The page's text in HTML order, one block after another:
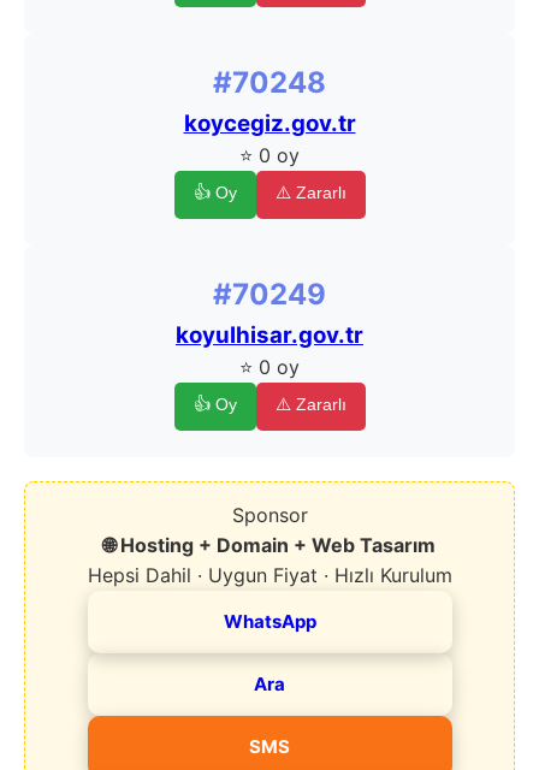
#70248
koycegiz.gov.tr
⭐ 0 oy
👍 Oy ⚠️ Zararlı
#70249
koyulhisar.gov.tr
⭐ 0 oy
👍 Oy ⚠️ Zararlı
Sponsor
🌐 Hosting + Domain + Web Tasarım
Hepsi Dahil · Uygun Fiyat · Hızlı Kurulum
WhatsApp
Ara
SMS